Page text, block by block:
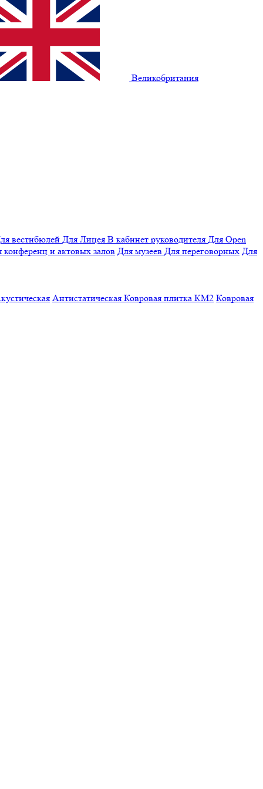
Великобритания
вестибюлей Для Лицея В кабинет руководителя Для Open
конференц и актовых залов Для музеев Для переговорных Для
Антистатическая Ковровая плитка КМ2 Ковровая